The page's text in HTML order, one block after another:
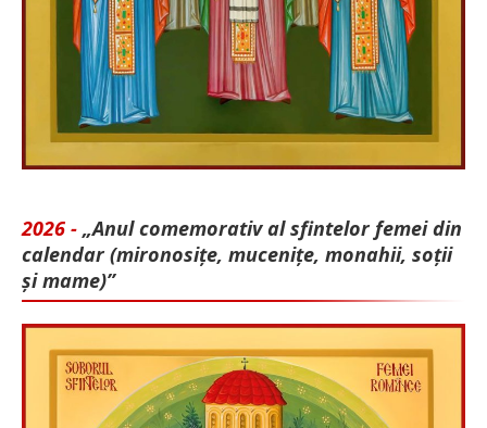
2026 - „Anul comemorativ al sfintelor femei din
calendar (mironosițe, mu­cenițe, monahii, soții
și mame)”